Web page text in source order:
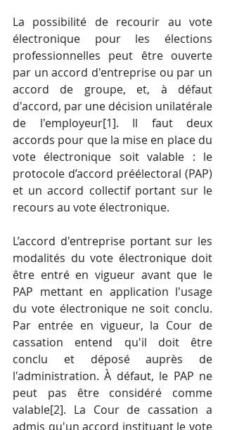
La possibilité de recourir au vote
électronique pour les élections
professionnelles peut être ouverte
par un accord d'entreprise ou par un
accord de groupe, et, à défaut
d'accord, par une décision unilatérale
de l'employeur[1]. Il faut deux
accords pour que la mise en place du
vote électronique soit valable : le
protocole d’accord préélectoral (PAP)
et un accord collectif portant sur le
recours au vote électronique.
L’accord d'entreprise portant sur les
modalités du vote électronique doit
être entré en vigueur avant que le
PAP mettant en application l'usage
du vote électronique ne soit conclu.
Par entrée en vigueur, la Cour de
cassation entend qu'il doit être
conclu et déposé auprès de
l'administration. À défaut, le PAP ne
peut pas être considéré comme
valable[2]. La Cour de cassation a
admis qu'un accord instituant le vote